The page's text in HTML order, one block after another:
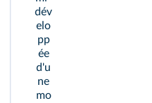
dév
elo
pp
ée
d'u
ne
mo